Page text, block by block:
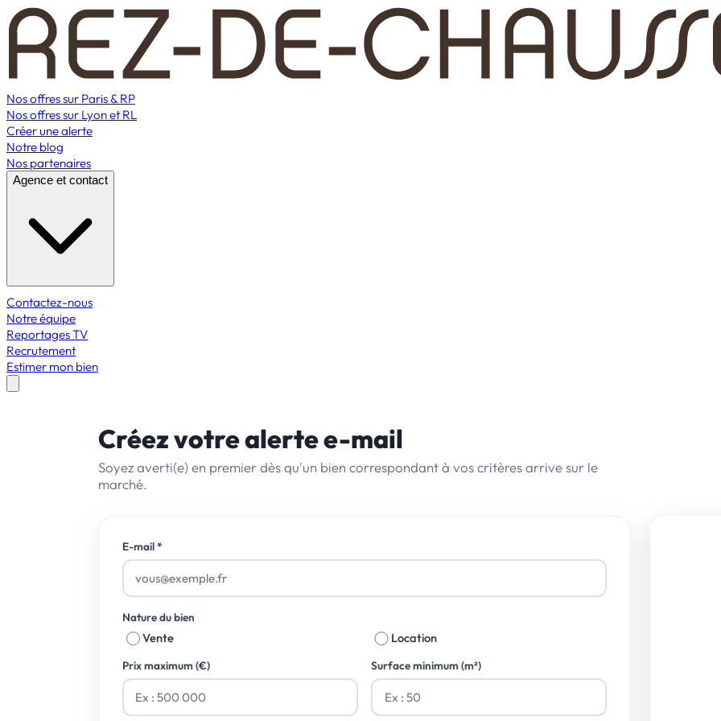
Nos offres sur Paris & RP
Nos offres sur Lyon et RL
Créer une alerte
Notre blog
Nos partenaires
Agence et contact
Contactez-nous
Notre équipe
Reportages TV
Recrutement
Estimer mon bien
Créez votrealerte e-mail
Soyez averti(e) en premier dès qu'un bien correspondant à vos critères arrive sur le
marché.
E-mail*
Nature du bien
Vente Location
Prix maximum (€) Surface minimum (m²)